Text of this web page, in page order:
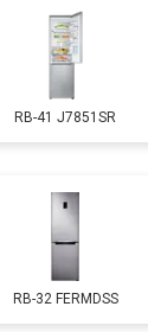
от 80 мин
от 50 мин
от 130 мин
от 70 мин
RB-41 J7851SR
RB-32 FERMDSS